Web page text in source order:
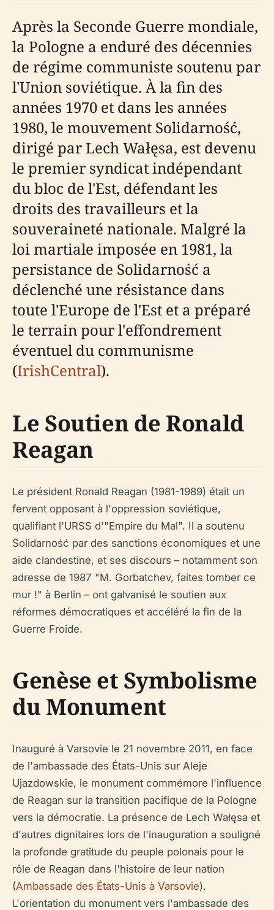
Après la Seconde Guerre mondiale,
la Pologne a enduré des décennies
de régime communiste soutenu par
l'Union soviétique. À la fin des
années 1970 et dans les années
1980, le mouvement Solidarność,
dirigé par Lech Wałęsa, est devenu
le premier syndicat indépendant
du bloc de l'Est, défendant les
droits des travailleurs et la
souveraineté nationale. Malgré la
loi martiale imposée en 1981, la
persistance de Solidarność a
déclenché une résistance dans
toute l'Europe de l'Est et a préparé
le terrain pour l'effondrement
éventuel du communisme
(IrishCentral).
Le Soutien de Ronald
Reagan
Le président Ronald Reagan (1981-1989) était un
fervent opposant à l'oppression soviétique,
qualifiant l'URSS d'"Empire du Mal". Il a soutenu
Solidarność par des sanctions économiques et une
aide clandestine, et ses discours – notamment son
adresse de 1987 "M. Gorbatchev, faites tomber ce
mur !" à Berlin – ont galvanisé le soutien aux
réformes démocratiques et accéléré la fin de la
Guerre Froide.
Genèse et Symbolisme
du Monument
Inauguré à Varsovie le 21 novembre 2011, en face
de l'ambassade des États-Unis sur Aleje
Ujazdowskie, le monument commémore l'influence
de Reagan sur la transition pacifique de la Pologne
vers la démocratie. La présence de Lech Wałęsa et
d'autres dignitaires lors de l'inauguration a souligné
la profonde gratitude du peuple polonais pour le
rôle de Reagan dans l'histoire de leur nation
(Ambassade des États-Unis à Varsovie).
L'orientation du monument vers l'ambassade des